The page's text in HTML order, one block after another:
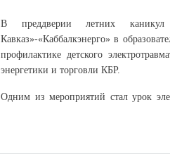
В преддверии летних каникул
Кавказ»-«Каббалкэнерго» в
профилактике детского
энергетики и торговли КБР.
Одним из мероприятий стал урок